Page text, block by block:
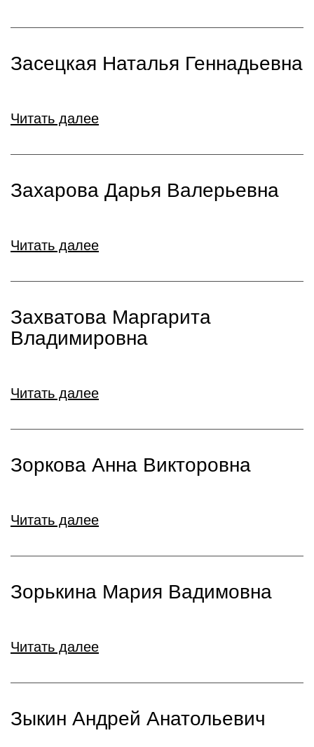
Засецкая Наталья Геннадьевна
Читать далее
Захарова Дарья Валерьевна
Читать далее
Захватова Маргарита
Владимировна
Читать далее
Зоркова Анна Викторовна
Читать далее
Зорькина Мария Вадимовна
Читать далее
Зыкин Андрей Анатольевич